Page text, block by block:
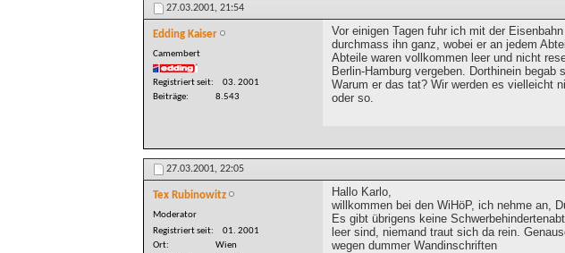
27.03.2001, 21:54
Edding Kaiser
Camembert
Registriert seit
03. 2001
Beiträge
8.543
Vor einigen Tagen fuhr ich mit der
durchmass ihn ganz, wobei er an jedem
Abteile waren vollkommen leer und nicht
Berlin-Hamburg vergeben. Dorthinein
Warum er das tat? Wir werden es vielleicht
oder so.
27.03.2001, 22:05
Tex Rubinowitz
Moderator
Registriert seit
01. 2001
Ort
Wien
Hallo Karlo,
willkommen bei den WiHöP, ich nehme an,
Es gibt übrigens keine
leer sind, niemand traut sich da rein.
wegen dummer Wandinschriften